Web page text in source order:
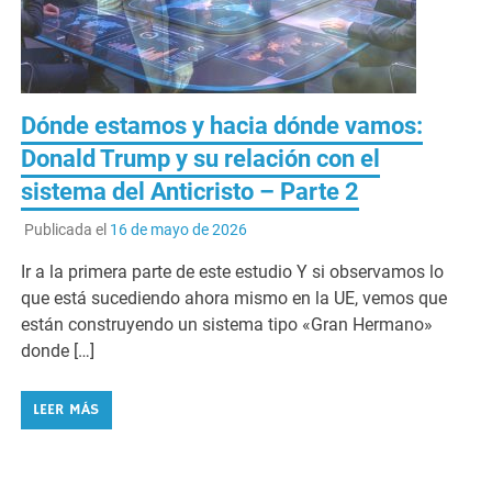
Dónde estamos y hacia dónde vamos:
Donald Trump y su relación con el
sistema del Anticristo – Parte 2
Publicada el 16 de mayo de 2026
Ir a la primera parte de este estudio Y si observamos lo
que está sucediendo ahora mismo en la UE, vemos que
están construyendo un sistema tipo «Gran Hermano»
donde […]
LEER MÁS